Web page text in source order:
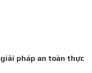
giải pháp an toàn thực